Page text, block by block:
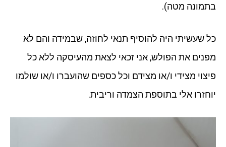
בתמונה מטה).
כל שעשיתי היה להוסיף תנאי לחוזה, שבמידה והם לא
מפנים את הפולש, אני זכאי לצאת מהעיסקה ללא כל
פיצוי מצידי ו/או מצידם וכל כספים שהועברו ו/או שולמו
יוחזרו אלי בתוספת הצמדה וריבית.